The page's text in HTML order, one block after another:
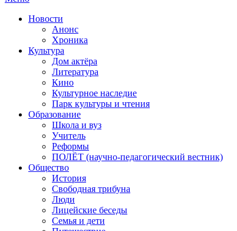
Новости
Анонс
Хроника
Культура
Дом актёра
Литература
Кино
Культурное наследие
Парк культуры и чтения
Образование
Школа и вуз
Учитель
Реформы
ПОЛЁТ (научно-педагогический вестник)
Общество
История
Свободная трибуна
Люди
Лицейские беседы
Семья и дети